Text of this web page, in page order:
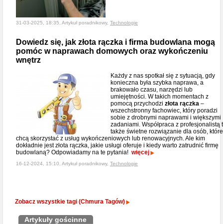
31-03-2025, 18:35, Artykuł poradnikowy, Technologie
Dowiedz się, jak złota rączka i firma budowlana mogą
pomóc w naprawach domowych oraz wykończeniu
wnętrz
Każdy z nas spotkał się z sytuacją, gdy
konieczna była szybka naprawa, a
brakowało czasu, narzędzi lub
umiejętności. W takich momentach z
pomocą przychodzi złota rączka –
wszechstronny fachowiec, który poradzi
sobie z drobnymi naprawami i większymi
zadaniami. Współpraca z profesjonalistą
także świetne rozwiązanie dla osób, które
chcą skorzystać z usług wykończeniowych lub renowacyjnych. Ale kim
dokładnie jest złota rączka, jakie usługi oferuje i kiedy warto zatrudnić firmę
budowlaną? Odpowiadamy na te pytania! więcej
16-12-2024, 15:10, Artykuł poradnikowy, Technologie
Zobacz wszystkie tagi (Chmura Tagów)
Artykuły gościnne